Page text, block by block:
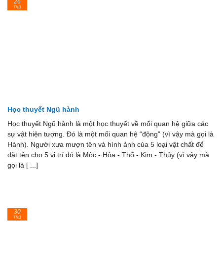
Học thuyết Ngũ hành
Học thuyết Ngũ hành là một học thuyết về mối quan hệ giữa các
sự vật hiện tượng. Đó là một mối quan hệ “động” (vì vậy mà gọi là
Hành). Người xưa mượn tên và hình ảnh của 5 loại vật chất để
đặt tên cho 5 vị trí đó là Mộc - Hỏa - Thổ - Kim - Thủy (vì vậy mà
gọi là [ ...]
Th11
30
Th11